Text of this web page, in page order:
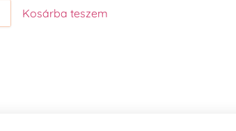
Kosárba teszem